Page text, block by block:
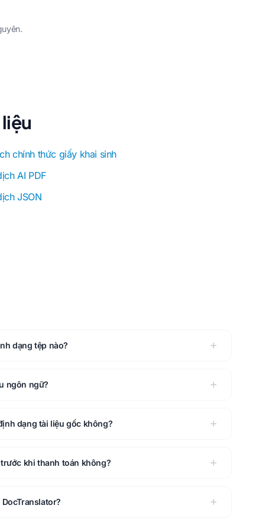
chính thức giấy khai sinh
AI PDF
JSON
dạng tệp nào?
ngôn ngữ?
dạng tài liệu gốc không?
khi thanh toán không?